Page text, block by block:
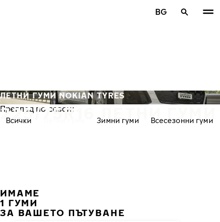
BG
225/75R16 ЛЕТНИ ГУМИ
ЛЕТНИ ГУМИ NOKIAN TYRES
Преглед по сезон:
Всички Зимни гуми Всесезонни гуми
ИМАМЕ
1 ГУМИ
ЗА ВАШЕТО ПЪТУВАНЕ